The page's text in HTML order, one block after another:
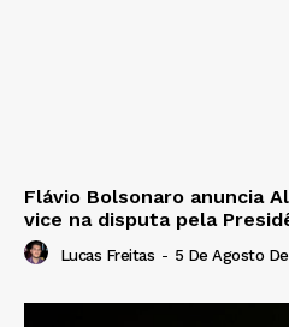
Flávio Bolsonaro anuncia
vice na disputa pela
Lucas Freitas - 5 De Agosto